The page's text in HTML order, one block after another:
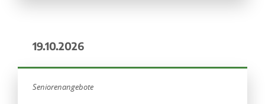
19.10.2026
Seniorenangebote